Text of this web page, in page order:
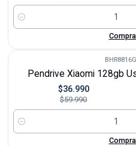
Cantidad
Pendrive Xiaomi 128gb
$36.990
$59.990
Cantidad